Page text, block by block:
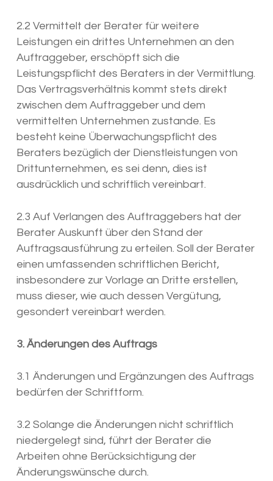
2.2 Vermittelt der Berater für weitere
Leistungen ein drittes Unternehmen an den
Auftraggeber, erschöpft sich die
Leistungspflicht des Beraters in der Vermittlung.
Das Vertragsverhältnis kommt stets direkt
zwischen dem Auftraggeber und dem
vermittelten Unternehmen zustande. Es
besteht keine Überwachungspflicht des
Beraters bezüglich der Dienstleistungen von
Drittunternehmen, es sei denn, dies ist
ausdrücklich und schriftlich vereinbart.
2.3 Auf Verlangen des Auftraggebers hat der
Berater Auskunft über den Stand der
Auftragsausführung zu erteilen. Soll der Berater
einen umfassenden schriftlichen Bericht,
insbesondere zur Vorlage an Dritte erstellen,
muss dieser, wie auch dessen Vergütung,
gesondert vereinbart werden.
3. Änderungen des Auftrags
3.1 Änderungen und Ergänzungen des Auftrags
bedürfen der Schriftform.
3.2 Solange die Änderungen nicht schriftlich
niedergelegt sind, führt der Berater die
Arbeiten ohne Berücksichtigung der
Änderungswünsche durch.